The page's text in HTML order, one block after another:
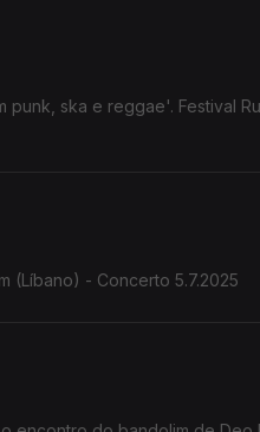
ska e reggae'. Festival
(Líbano) - Concerto 5.7.2025